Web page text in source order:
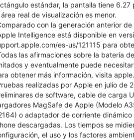
estándar, la pantalla tiene 6.27
área real de visualización es menor.
con la generación anterior de
Intelligence está disponible en
es-us/121115 para
las afirmaciones sobre la batería
y eventualmente puede
obtener más información, visita
realizadas por Apple en julio de
de software, cable de carga
MagSafe de Apple (Modelo
o adaptador de corriente
descargadas. Los tiempos se
el uso y los factores